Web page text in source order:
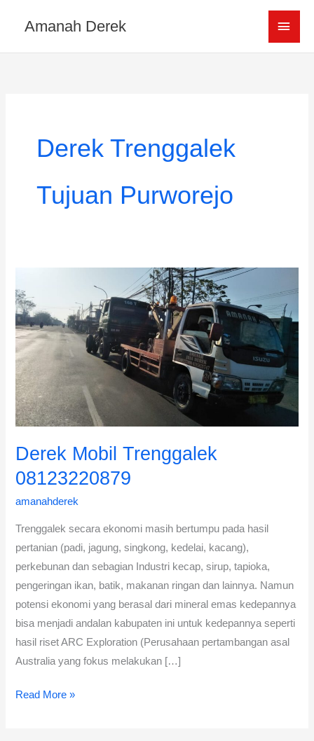
Amanah Derek
Derek Trenggalek
Tujuan Purworejo
Derek Mobil Trenggalek
08123220879
amanahderek
Trenggalek secara ekonomi masih bertumpu pada hasil
pertanian (padi, jagung, singkong, kedelai, kacang),
perkebunan dan sebagian Industri kecap, sirup, tapioka,
pengeringan ikan, batik, makanan ringan dan lainnya. Namun
potensi ekonomi yang berasal dari mineral emas kedepannya
bisa menjadi andalan kabupaten ini untuk kedepannya seperti
hasil riset ARC Exploration (Perusahaan pertambangan asal
Australia yang fokus melakukan […]
Mobil
Trenggalek
08123220879
Read More »